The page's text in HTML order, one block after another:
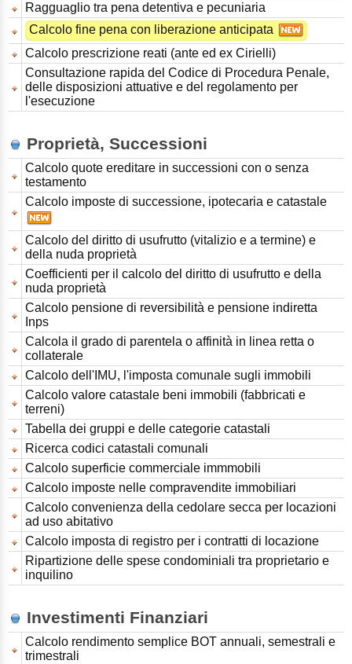
Ragguaglio tra pena detentiva e pecuniaria
Calcolo fine pena con liberazione anticipata
Calcolo prescrizione reati (ante ed ex Cirielli)
Consultazione rapida del Codice di Procedura Penale,
delle disposizioni attuative e del regolamento per
l'esecuzione
Proprietà, Successioni
Calcolo quote ereditare in successioni con o senza
testamento
Calcolo imposte di successione, ipotecaria e catastale
Calcolo del diritto di usufrutto (vitalizio e a termine) e
della nuda proprietà
Coefficienti per il calcolo del diritto di usufrutto e della
nuda proprietà
Calcolo pensione di reversibilità e pensione indiretta
Inps
Calcola il grado di parentela o affinità in linea retta o
collaterale
Calcolo dell'IMU, l'imposta comunale sugli immobili
Calcolo valore catastale beni immobili (fabbricati e
terreni)
Tabella dei gruppi e delle categorie catastali
Ricerca codici catastali comunali
Calcolo superficie commerciale immmobili
Calcolo imposte nelle compravendite immobiliari
Calcolo convenienza della cedolare secca per locazioni
ad uso abitativo
Calcolo imposta di registro per i contratti di locazione
Ripartizione delle spese condominiali tra proprietario e
inquilino
Investimenti Finanziari
Calcolo rendimento semplice BOT annuali, semestrali e
trimestrali